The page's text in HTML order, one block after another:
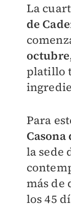
La
de
platillo
Para
la sede
más de
los 45